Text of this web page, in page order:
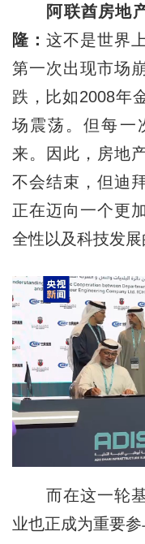
阿联酋房地
隆： 这不是世界
第一次出现市场
跌，比如2008年
场震荡。但每一
来。因此，房地
不会结束，但迪
正在迈向一个更
全性以及科技发展
而在这一轮基
业也正成为重要参